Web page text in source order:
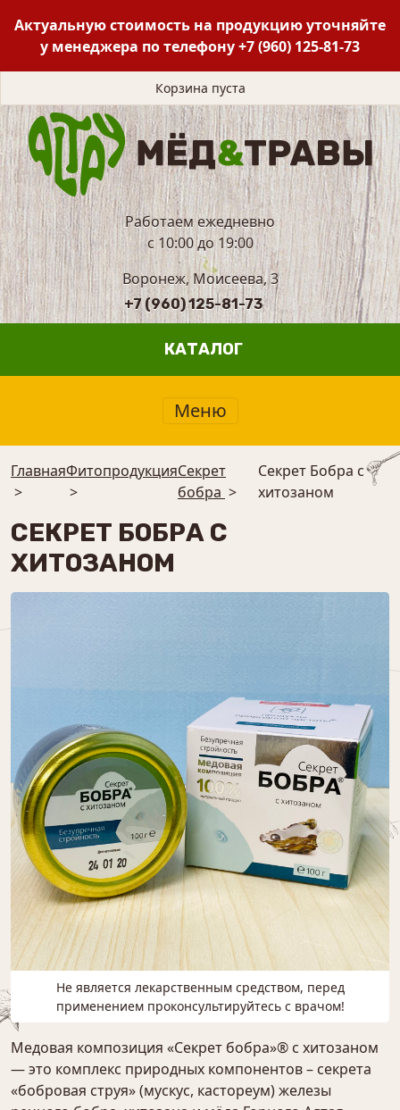
Актуальную стоимость на продукцию уточняйте
у менеджера по телефону+7 (960) 125-81-73
Корзина пуста
Работаем ежедневно
с 10:00 до 19:00
Воронеж, Моисеева, 3
+7 (960) 125-81-73
КАТАЛОГ
Меню
Главная
>
Фитопродукция
>
Секрет
бобра >
Секрет Бобра с
хитозаном
СЕКРЕТ БОБРА С
ХИТОЗАНОМ
Не является лекарственным средством, перед
применением проконсультируйтесь с врачом!
Медовая композиция «Секрет бобра»® с хитозаном
— это комплекс природных компонентов – секрета
«бобровая струя» (мускус, кастореум) железы